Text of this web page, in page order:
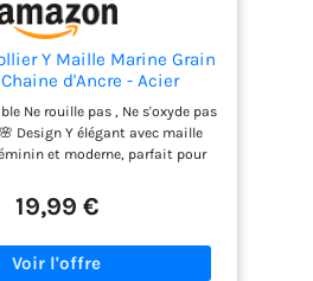
Y Maille Marine Grain
d'Ancre - Acier
Femme et Ado - Doré -
Sautoir - Tendance -
- Ne rouille pas - Idéd
MODULEVA
Ne rouille pas , Ne s'oxyde pas
Design Y élégant avec maille
et moderne, parfait pour
à l’eau Portez-le sous la
ou à la plage sans craintes.
au fil du temps. 🌸 Cadeau idéal
19,99 €